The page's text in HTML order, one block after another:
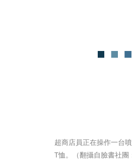
超商店員正在操作一台
T恤。（翻攝自臉書社團